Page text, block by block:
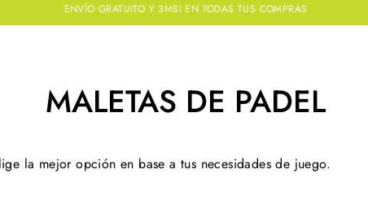
ENVÍO GRATUITO Y 3MSI EN TODAS TUS COMPRAS
MALETAS DE PADEL
la mejor opción en base a tus necesidades de juego.